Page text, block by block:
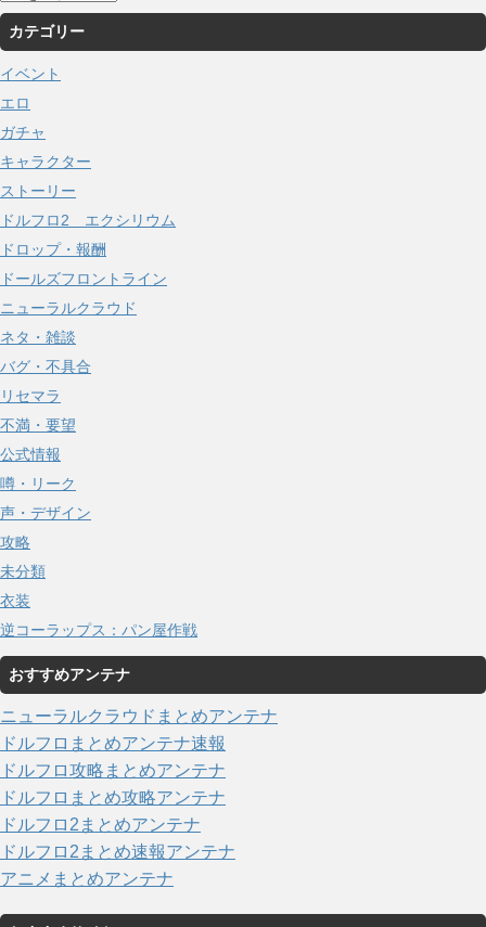
ー
カ
イ
ブ
カテゴリー
イベント
エロ
ガチャ
キャラクター
ストーリー
ドルフロ2 エクシリウム
ドロップ・報酬
ドールズフロントライン
ニューラルクラウド
ネタ・雑談
バグ・不具合
リセマラ
不満・要望
公式情報
噂・リーク
声・デザイン
攻略
未分類
衣装
逆コーラップス：パン屋作戦
おすすめアンテナ
ニューラルクラウドまとめアンテナ
ドルフロまとめアンテナ速報
ドルフロ攻略まとめアンテナ
ドルフロまとめ攻略アンテナ
ドルフロ2まとめアンテナ
ドルフロ2まとめ速報アンテナ
アニメまとめアンテナ